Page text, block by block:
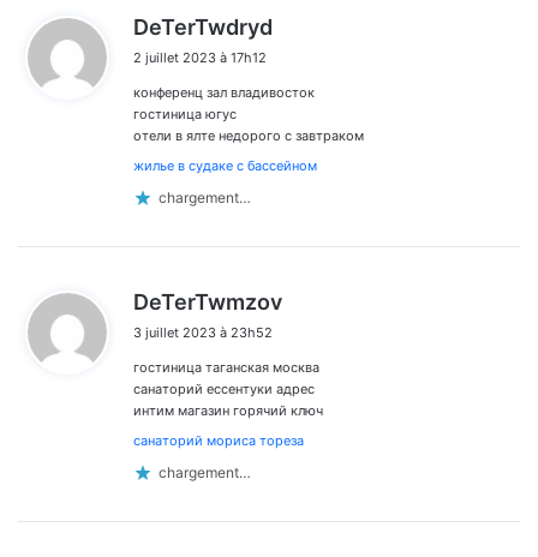
DeTerTwdryd
2 juillet 2023 à 17h12
конференц зал владивосток
гостиница югус
отели в ялте недорого с завтраком
жилье в судаке с бассейном
chargement…
DeTerTwmzov
:
3 juillet 2023 à 23h52
гостиница таганская москва
санаторий ессентуки адрес
интим магазин горячий ключ
санаторий мориса тореза
chargement…